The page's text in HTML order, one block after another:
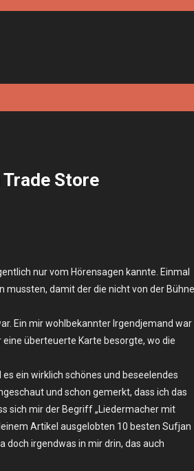
Store
nur vom Hörensagen kannte. Einmal
mussten, damit der die nicht von der Bühne
Ein mir wohlbekannter Irgendjemand war
überteuerte Karte besorgte, wo die
ein wirklich schönes und beseelendes
und schon gemerkt, dass ich das
sich mir der Begriff „Liedermacher mit
Artikel ausgelobten 10 besten Sufjan
doch irgendwas in mir drin, das auch